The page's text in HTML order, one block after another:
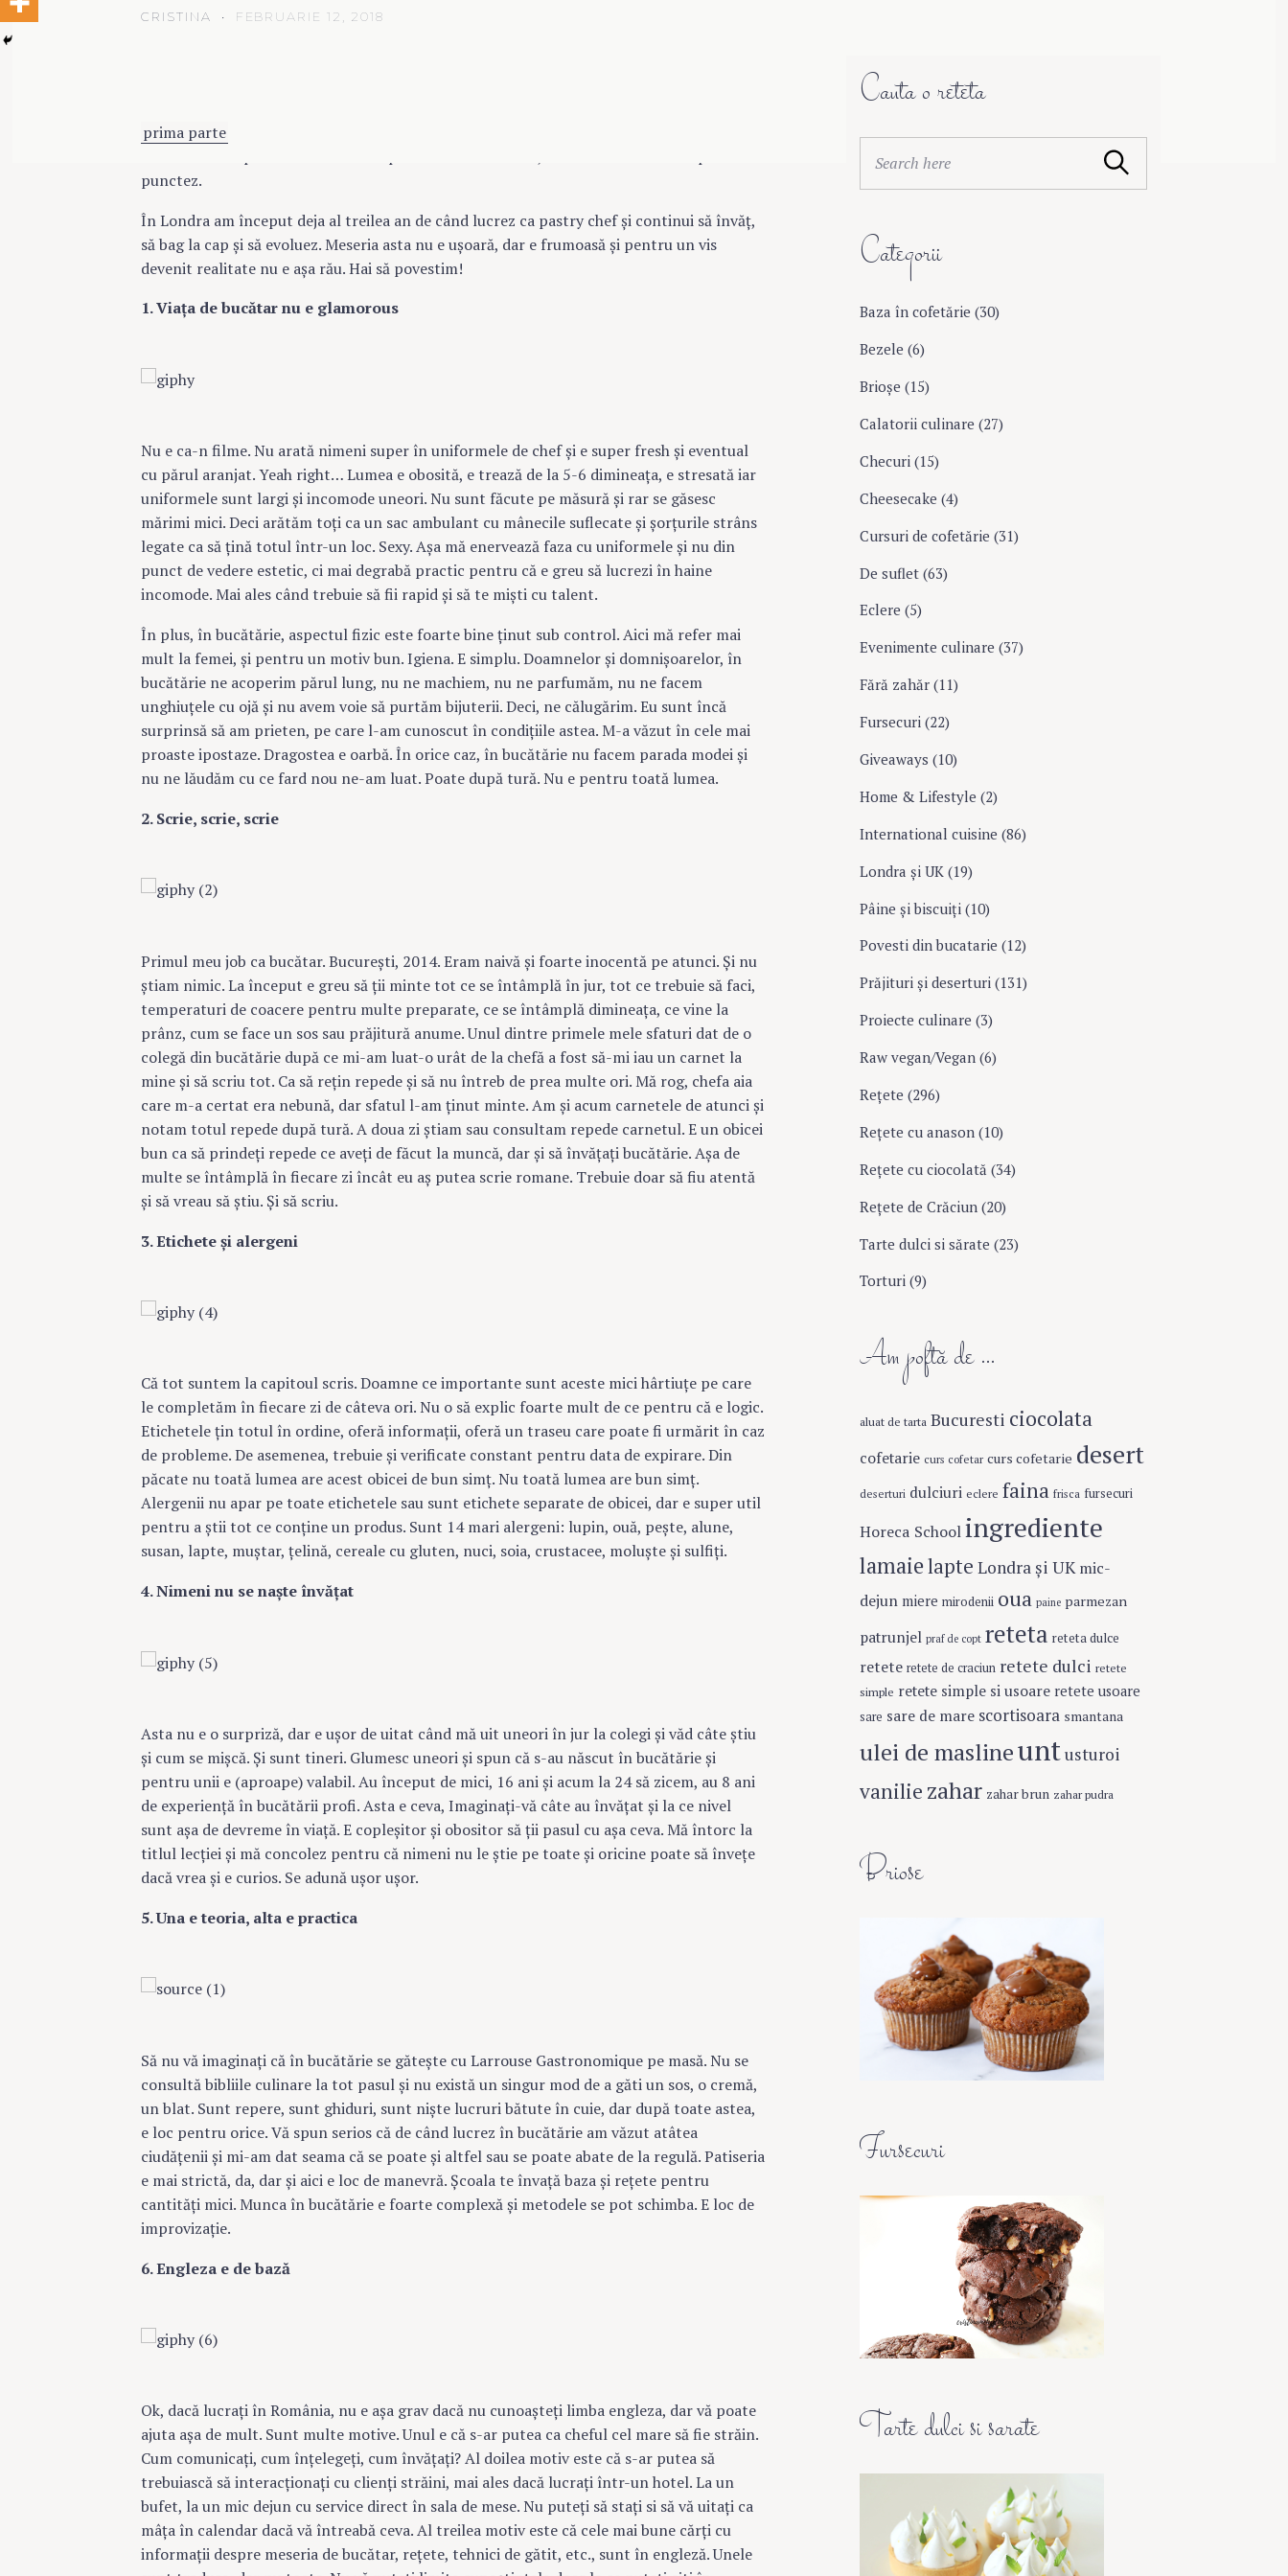
CRISTINA FEBRUARIE 12, 2018
prima parte
punctez.
În Londra am început deja al treilea an de când lucrez ca pastry chef şi continui să învăţ,
să bag la cap şi să evoluez. Meseria asta nu e uşoară, dar e frumoasă şi pentru un vis
devenit realitate nu e aşa rău. Hai să povestim!
1. Viaţa de bucătar nu e glamorous
Nu e ca-n filme. Nu arată nimeni super în uniformele de chef şi e super fresh şi eventual
cu părul aranjat. Yeah right… Lumea e obosită, e trează de la 5-6 dimineaţa, e stresată iar
uniformele sunt largi şi incomode uneori. Nu sunt făcute pe măsură şi rar se găsesc
mărimi mici. Deci arătăm toţi ca un sac ambulant cu mânecile suflecate şi şorţurile strâns
legate ca să ţină totul într-un loc. Sexy. Aşa mă enervează faza cu uniformele şi nu din
punct de vedere estetic, ci mai degrabă practic pentru că e greu să lucrezi în haine
incomode. Mai ales când trebuie să fii rapid şi să te mişti cu talent.
În plus, în bucătărie, aspectul fizic este foarte bine ţinut sub control. Aici mă refer mai
mult la femei, şi pentru un motiv bun. Igiena. E simplu. Doamnelor şi domnişoarelor, în
bucătărie ne acoperim părul lung, nu ne machiem, nu ne parfumăm, nu ne facem
unghiuţele cu ojă şi nu avem voie să purtăm bijuterii. Deci, ne călugărim. Eu sunt încă
surprinsă să am prieten, pe care l-am cunoscut în condiţiile astea. M-a văzut în cele mai
proaste ipostaze. Dragostea e oarbă. În orice caz, în bucătărie nu facem parada modei şi
nu ne lăudăm cu ce fard nou ne-am luat. Poate după tură. Nu e pentru toată lumea.
2. Scrie, scrie, scrie
Primul meu job ca bucătar. Bucureşti, 2014. Eram naivă şi foarte inocentă pe atunci. Şi nu
ştiam nimic. La început e greu să ţii minte tot ce se întâmplă în jur, tot ce trebuie să faci,
temperaturi de coacere pentru multe preparate, ce se întâmplă dimineaţa, ce vine la
prânz, cum se face un sos sau prăjitură anume. Unul dintre primele mele sfaturi dat de o
colegă din bucătărie după ce mi-am luat-o urât de la chefă a fost să-mi iau un carnet la
mine şi să scriu tot. Ca să reţin repede şi să nu întreb de prea multe ori. Mă rog, chefa aia
care m-a certat era nebună, dar sfatul l-am ţinut minte. Am şi acum carnetele de atunci şi
notam totul repede după tură. A doua zi ştiam sau consultam repede carnetul. E un obicei
bun ca să prindeţi repede ce aveţi de făcut la muncă, dar şi să învăţaţi bucătărie. Aşa de
multe se întâmplă în fiecare zi încât eu aş putea scrie romane. Trebuie doar să fiu atentă
şi să vreau să ştiu. Şi să scriu.
3. Etichete şi alergeni
Că tot suntem la capitoul scris. Doamne ce importante sunt aceste mici hârtiuţe pe care
le completăm în fiecare zi de câteva ori. Nu o să explic foarte mult de ce pentru că e logic.
Etichetele ţin totul în ordine, oferă informaţii, oferă un traseu care poate fi urmărit în caz
de probleme. De asemenea, trebuie şi verificate constant pentru data de expirare. Din
păcate nu toată lumea are acest obicei de bun simţ. Nu toată lumea are bun simţ.
Alergenii nu apar pe toate etichetele sau sunt etichete separate de obicei, dar e super util
pentru a ştii tot ce conţine un produs. Sunt 14 mari alergeni: lupin, ouă, peşte, alune,
susan, lapte, muştar, ţelină, cereale cu gluten, nuci, soia, crustacee, moluşte şi sulfiţi.
4. Nimeni nu se naşte învăţat
Asta nu e o surpriză, dar e uşor de uitat când mă uit uneori în jur la colegi şi văd câte ştiu
şi cum se mişcă. Şi sunt tineri. Glumesc uneori şi spun că s-au născut în bucătărie şi
pentru unii e (aproape) valabil. Au început de mici, 16 ani şi acum la 24 să zicem, au 8 ani
de experienţă în bucătării profi. Asta e ceva, Imaginaţi-vă câte au învăţat şi la ce nivel
sunt aşa de devreme în viaţă. E copleşitor şi obositor să ţii pasul cu aşa ceva. Mă întorc la
titlul lecţiei şi mă concolez pentru că nimeni nu le ştie pe toate şi oricine poate să înveţe
dacă vrea şi e curios. Se adună uşor uşor.
5. Una e teoria, alta e practica
Să nu vă imaginaţi că în bucătărie se găteşte cu Larrouse Gastronomique pe masă. Nu se
consultă bibliile culinare la tot pasul şi nu există un singur mod de a găti un sos, o cremă,
un blat. Sunt repere, sunt ghiduri, sunt nişte lucruri bătute în cuie, dar după toate astea,
e loc pentru orice. Vă spun serios că de când lucrez în bucătărie am văzut atâtea
ciudăţenii şi mi-am dat seama că se poate şi altfel sau se poate abate de la regulă. Patiseria
e mai strictă, da, dar şi aici e loc de manevră. Şcoala te învaţă baza şi reţete pentru
cantităţi mici. Munca în bucătărie e foarte complexă şi metodele se pot schimba. E loc de
improvizaţie.
6. Engleza e de bază
Ok, dacă lucraţi în România, nu e aşa grav dacă nu cunoaşteţi limba engleza, dar vă poate
ajuta aşa de mult. Sunt multe motive. Unul e că s-ar putea ca cheful cel mare să fie străin.
Cum comunicaţi, cum înţelegeţi, cum învăţaţi? Al doilea motiv este că s-ar putea să
trebuiască să interacţionaţi cu clienţi străini, mai ales dacă lucraţi într-un hotel. La un
bufet, la un mic dejun cu service direct în sala de mese. Nu puteţi să staţi si să vă uitaţi ca
mâţa în calendar dacă vă întreabă ceva. Al treilea motiv este că cele mai bune cărţi cu
informaţii despre meseria de bucătar, reţete, tehnici de gătit, etc., sunt în engleză. Unele
Cauta o reteta
a
c
h
o
:
Search
Categorii
Baza în cofetărie (30)
Bezele (6)
Brioşe (15)
Calatorii culinare (27)
Checuri (15)
Cheesecake (4)
Cursuri de cofetărie (31)
De suflet (63)
Eclere (5)
Evenimente culinare (37)
Fără zahăr (11)
Fursecuri (22)
Giveaways (10)
Home & Lifestyle (2)
International cuisine (86)
Londra şi UK (19)
Pâine şi biscuiţi (10)
Povesti din bucatarie (12)
Prăjituri şi deserturi (131)
Proiecte culinare (3)
Raw vegan/Vegan (6)
Rețete (296)
Reţete cu anason (10)
Reţete cu ciocolată (34)
Reţete de Crăciun (20)
Tarte dulci si sărate (23)
Torturi (9)
Am poftă de …
aluat de tarta Bucuresti ciocolata
cofetarie curs cofetar curs cofetarie desert
deserturi dulciuri eclere faina frisca fursecuri
Horeca Schoolingrediente
lamaielapte Londra şi UK mic-
dejun miere mirodenii oua paine parmezan
patrunjel praf de copt reteta reteta dulce
retete retete de craciun retete dulci retete
simple retete simple si usoare retete usoare
sare sare de mare scortisoara smantana
ulei de maslineuntusturoi
vanilie zahar zahar brun zahar pudra
Briose
Fursecuri
Tarte dulci si sarate
Press Esc to cancel.